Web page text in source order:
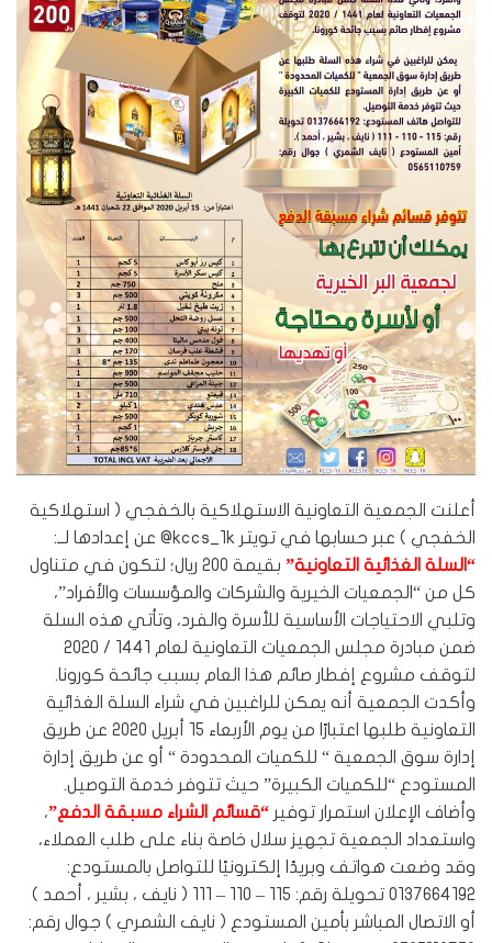
أعلنت الجمعية التعاونية الاستهلاكية بالخفجي ( استهلاكية
الخفجي ) عبر حسابها في تويتر kccs_1k@ عن إعدادها لــ:
“السلة الغذائية التعاونية”
بقيمة 200 ريال؛ لتكون في متناول
كل من “الجمعيات الخيرية والشركات والمؤسسات والأفراد”،
وتلبي الاحتياجات الأساسية للأسرة والفرد، وتأتي هذه السلة
ضمن مبادرة مجلس الجمعيات التعاونية لعام 1441 / 2020
لتوقف مشروع إفطار صائم هذا العام بسبب جائحة كورونا.
وأكدت الجمعية أنه يمكن للراغبين في شراء السلة الغذائية
التعاونية طلبها اعتبارًا من يوم الأربعاء ١٥ أبريل ٢٠٢٠ عن طريق
إدارة سوق الجمعية “ للكميات المحدودة “ أو عن طريق إدارة
المستودع “للكميات الكبيرة” حيث تتوفر خدمة التوصيل.
وأضاف الإعلان استمرار توفير “قسائم الشراء مسبقة الدفع”،
واستعداد الجمعية تجهيز سلال خاصة بناء على طلب العملاء،
وقد وضعت هواتف وبريدًا إلكترونيًا للتواصل بالمستودع:
0137664192 تحويلة رقم: 115 – 110 – 111 ( نايف ، بشير ، أحمد )
أو الاتصال المباشر بأمين المستودع ( نايف الشمري ) جوال رقم: